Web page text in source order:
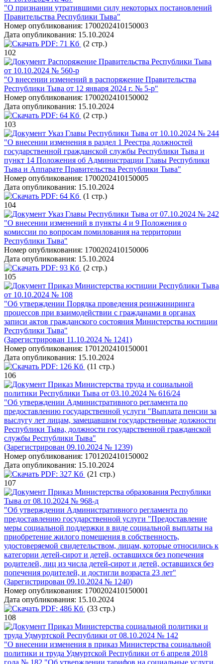
"О признании утратившими силу некоторых постановлений
Правительства Республики Тыва"
Номер опубликования: 1700202410150003
Дата опубликования: 15.10.2024
PDF: 71 Кб (2 стр.)
102
Распоряжение Правительства Республики Тыва
от 10.10.2024 № 560-р
"О внесении изменений в распоряжение Правительства
Республики Тыва от 12 января 2024 г. № 5-р"
Номер опубликования: 1700202410150002
Дата опубликования: 15.10.2024
PDF: 64 Кб (2 стр.)
103
Указ Главы Республики Тыва от 10.10.2024 № 244
"О внесении изменения в раздел 1 Реестра должностей
государственной гражданской службы Республики Тыва и
пункт 14 Положения об Администрации Главы Республики
Тыва и Аппарате Правительства Республики Тыва"
Номер опубликования: 1700202410150005
Дата опубликования: 15.10.2024
PDF: 64 Кб (1 стр.)
104
Указ Главы Республики Тыва от 07.10.2024 № 242
"О внесении изменений в пункты 4 и 9 Положения о
комиссии по вопросам помилования на территории
Республики Тыва"
Номер опубликования: 1700202410150006
Дата опубликования: 15.10.2024
PDF: 93 Кб (2 стр.)
105
Приказ Министерства юстиции Республики Тыва
от 10.10.2024 № 108
"Об утверждении Порядка проведения реинжиниринга
процессов при взаимодействии с гражданами в органах
записи актов гражданского состояния Министерства юстиции
Республики Тыва"
(Зарегистрирован 11.10.2024 № 1241)
Номер опубликования: 1701202410150001
Дата опубликования: 15.10.2024
PDF: 126 Кб (11 стр.)
106
Приказ Министерства труда и социальной
политики Республики Тыва от 03.10.2024 № 616/24
"Об утверждении Административного регламента по
предоставлению государственной услуги "Выплата пенсии за
выслугу лет лицам, замещавшим государственные должности
Республики Тыва, должности государственной гражданской
службы Республики Тыва"
(Зарегистрирован 09.10.2024 № 1239)
Номер опубликования: 1701202410150002
Дата опубликования: 15.10.2024
PDF: 327 Кб (21 стр.)
107
Приказ Министерства образования Республики
Тыва от 08.10.2024 № 968-д
"Об утверждении Административного регламента по
предоставлению государственной услуги "Предоставление
меры социальной поддержки в виде социальной выплаты на
приобретение жилого помещения в собственность,
удостоверяемой свидетельством, лицам, которые относились к
категории детей-сирот и детей, оставшихся без попечения
родителей, лиц из числа детей-сирот и детей, оставшихся без
попечения родителей, и достигли возраста 23 лет"
(Зарегистрирован 09.10.2024 № 1240)
Номер опубликования: 1700202410150001
Дата опубликования: 15.10.2024
PDF: 486 Кб (33 стр.)
108
Приказ Министерства социальной политики и
труда Удмуртской Республики от 08.10.2024 № 142
"О внесении изменения в приказ Министерства социальной
политики и труда Удмуртской Республики от 6 апреля 2018
года № 182 "Об утверждении тарифов на социальные услуги,